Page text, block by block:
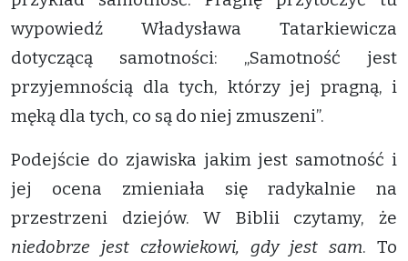
wypowiedź Władysława Tatarkiewicza
dotyczącą samotności: „Samotność jest
przyjemnością dla tych, którzy jej pragną, i
męką dla tych, co są do niej zmuszeni”.
Podejście do zjawiska jakim jest samotność i
jej ocena zmieniała się radykalnie na
przestrzeni dziejów. W Biblii czytamy, że
niedobrze jest człowiekowi, gdy jest sam. To